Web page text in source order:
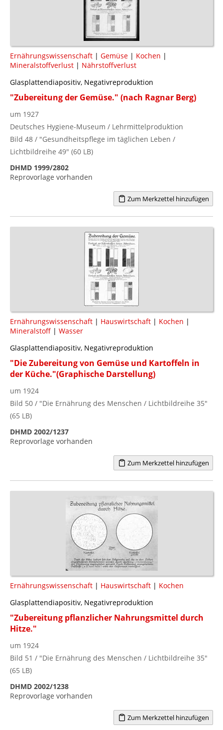
Ernährungswissenschaft | Gemüse | Kochen |
Mineralstoffverlust | Nährstoffverlust
Glasplattendiapositiv, Negativreproduktion
"Zubereitung der Gemüse." (nach Ragnar Berg)
um 1927
Deutsches Hygiene-Museum / Lehrmittelproduktion
Bild 48 / "Gesundheitspflege im täglichen Leben /
Lichtbildreihe 49" (60 LB)
DHMD 1999/2802
Reprovorlage vorhanden
Zum Merkzettel hinzufügen
Ernährungswissenschaft | Hauswirtschaft | Kochen |
Mineralstoff | Wasser
Glasplattendiapositiv, Negativreproduktion
"Die Zubereitung von Gemüse und Kartoffeln in
der Küche."(Graphische Darstellung)
um 1924
Bild 50 / "Die Ernährung des Menschen / Lichtbildreihe 35"
(65 LB)
DHMD 2002/1237
Reprovorlage vorhanden
Zum Merkzettel hinzufügen
Ernährungswissenschaft | Hauswirtschaft | Kochen
Glasplattendiapositiv, Negativreproduktion
"Zubereitung pflanzlicher Nahrungsmittel durch
Hitze."
um 1924
Bild 51 / "Die Ernährung des Menschen / Lichtbildreihe 35"
(65 LB)
DHMD 2002/1238
Reprovorlage vorhanden
Zum Merkzettel hinzufügen